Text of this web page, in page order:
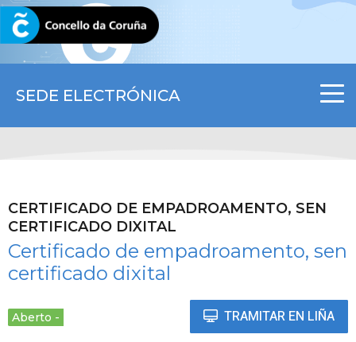
SEDE ELECTRÓNICA
CORUNA.GAL
CERTIFICADO DE EMPADROAMENTO, SEN
CERTIFICADO DIXITAL
Certificado de empadroamento, sen
certificado dixital
Aberto TRAMITAR EN LIÑA